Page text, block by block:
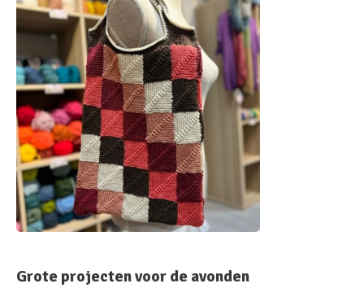
Grote projecten voor de avonden